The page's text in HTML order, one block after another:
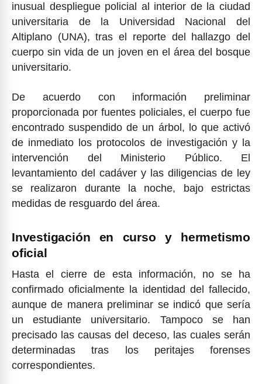
inusual despliegue policial al interior de la ciudad
universitaria de la Universidad Nacional del
Altiplano (UNA), tras el reporte del hallazgo del
cuerpo sin vida de un joven en el área del bosque
universitario.
De acuerdo con información preliminar
proporcionada por fuentes policiales, el cuerpo fue
encontrado suspendido de un árbol, lo que activó
de inmediato los protocolos de investigación y la
intervención del Ministerio Público. El
levantamiento del cadáver y las diligencias de ley
se realizaron durante la noche, bajo estrictas
medidas de resguardo del área.
Investigación en curso y hermetismo
oficial
Hasta el cierre de esta información, no se ha
confirmado oficialmente la identidad del fallecido,
aunque de manera preliminar se indicó que sería
un estudiante universitario. Tampoco se han
precisado las causas del deceso, las cuales serán
determinadas tras los peritajes forenses
correspondientes.